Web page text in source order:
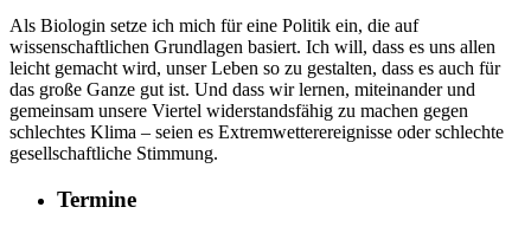
Als Biologin setze ich mich für eine Politik ein, die auf
wissenschaftlichen Grundlagen basiert. Ich will, dass es uns allen
leicht gemacht wird, unser Leben so zu gestalten, dass es auch für
das große Ganze gut ist. Und dass wir lernen, miteinander und
gemeinsam unsere Viertel widerstandsfähig zu machen gegen
schlechtes Klima – seien es Extremwetterereignisse oder schlechte
gesellschaftliche Stimmung.
Termine